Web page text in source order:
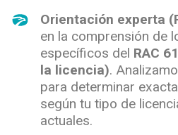
Orientación experta
en la comprensión de
específicos del RAC
la licencia).
para determinar
según tu tipo de
actuales.